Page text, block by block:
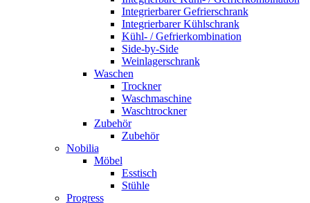
Integrierbarer Gefrierschrank
Integrierbarer Kühlschrank
Kühl- / Gefrierkombination
Side-by-Side
Weinlagerschrank
Waschen
Trockner
Waschmaschine
Waschtrockner
Zubehör
Zubehör
Nobilia
Möbel
Esstisch
Stühle
Progress